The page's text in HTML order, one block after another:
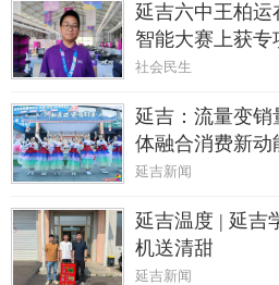
延吉六中王柏
智能大赛上获专
社会民生
延吉：流量变
体融合消费新动
延吉新闻
延吉温度 | 延吉
机送清甜
延吉新闻